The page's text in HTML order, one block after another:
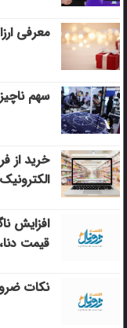
معرفی
سهم
خرید از
افزایش
قیمت دنا،
نکات